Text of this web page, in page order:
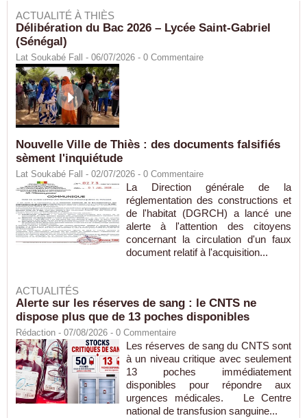
ACTUALITÉ À THIÈS
Délibération du Bac 2026 – Lycée Saint-Gabriel
(Sénégal)
Lat Soukabé Fall - 06/07/2026 - 0 Commentaire
Nouvelle Ville de Thiès : des documents falsifiés
sèment l'inquiétude
Lat Soukabé Fall - 02/07/2026 - 0 Commentaire
La Direction générale de la
réglementation des constructions et
de l'habitat (DGRCH) a lancé une
alerte à l'attention des citoyens
concernant la circulation d'un faux
document relatif à l'acquisition...
ACTUALITÉS
Alerte sur les réserves de sang : le CNTS ne
dispose plus que de 13 poches disponibles
Rédaction - 07/08/2026 - 0 Commentaire
Les réserves de sang du CNTS sont
à un niveau critique avec seulement
13 poches immédiatement
disponibles pour répondre aux
urgences médicales. Le Centre
national de transfusion sanguine...